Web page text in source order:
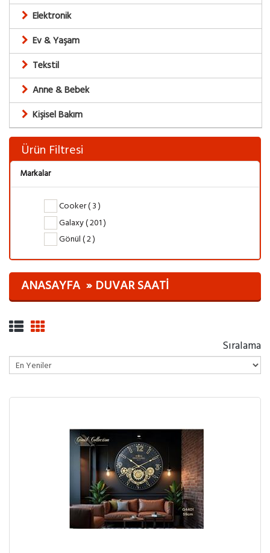
Elektronik
Ev & Yaşam
Tekstil
Anne & Bebek
Kişisel Bakım
Ürün Filtresi
Markalar
Cooker ( 3 )
Galaxy ( 201 )
Gönül ( 2 )
ANASAYFA DUVAR SAATI
Sıralama